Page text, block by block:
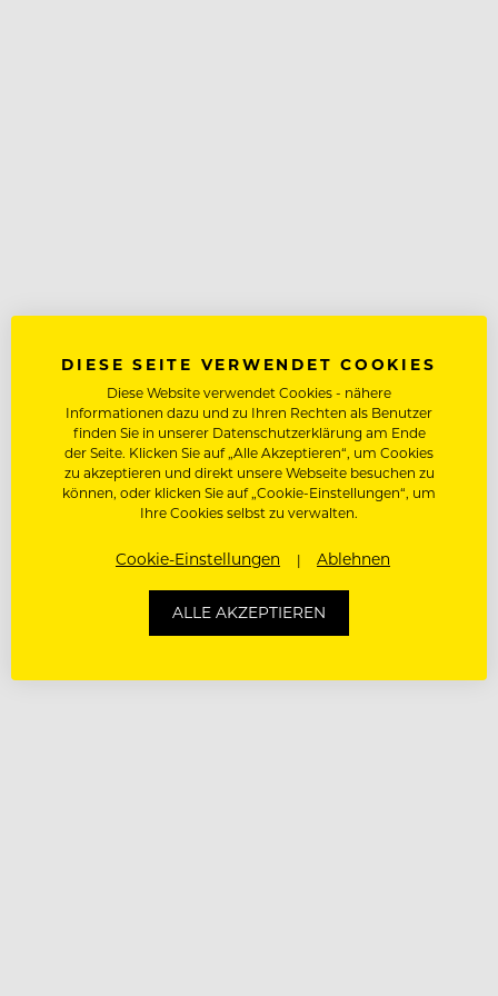
DIESE SEITE VERWENDET COOKIES
Diese Website verwendet Cookies - nähere
Informationen dazu und zu Ihren Rechten als Benutzer
finden Sie in unserer Datenschutzerklärung am Ende
der Seite. Klicken Sie auf „Alle Akzeptieren“, um Cookies
zu akzeptieren und direkt unsere Webseite besuchen zu
können, oder klicken Sie auf „Cookie-Einstellungen“, um
Ihre Cookies selbst zu verwalten.
Cookie-Einstellungen Ablehnen
ALLE AKZEPTIEREN